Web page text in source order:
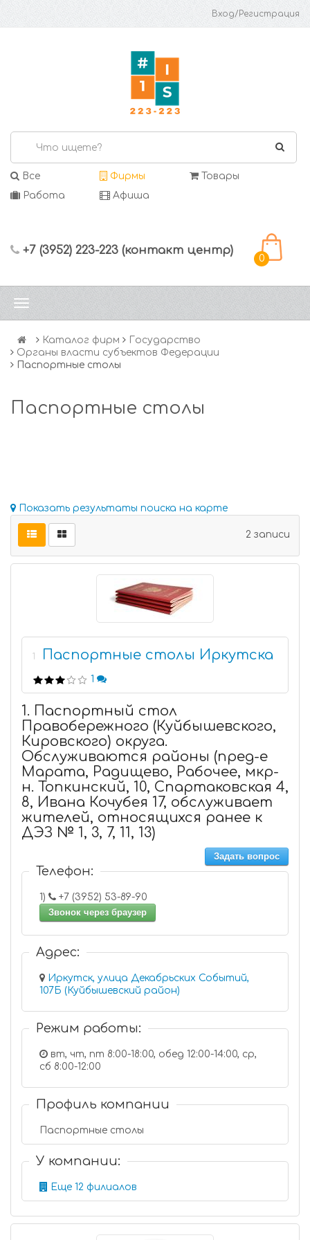
Вход/Регистрация
Все Фирмы
Товары
Работа
Афиша
+7 (3952) 223-223 (контакт центр)
0
Каталог фирм
Государство
Органы власти субъектов Федерации
Паспортные столы
Паспортные столы
Показать результаты поиска на карте
2 записи
1 Паспортные столы Иркутска
1
1. Паспортный стол
Правобережного (Куйбышевского,
Кировского) округа.
Обслуживаются районы (пред-е
Марата, Радищево, Рабочее, мкр-
н. Топкинский, 10, Спартаковская 4,
8, Ивана Кочубея 17, обслуживает
жителей, относящихся ранее к
ДЭЗ № 1, 3, 7, 11, 13)
Задать вопрос
Телефон:
1)
+7 (3952) 53-89-90
Звонок через браузер
Адрес:
Иркутск, улица Декабрьских Событий,
107Б (Куйбышевский район)
Режим работы:
вт, чт, пт 8:00-18:00, обед 12:00-14:00, ср,
сб 8:00-12:00
Профиль компании
Паспортные столы
У компании:
Еще 12 филиалов